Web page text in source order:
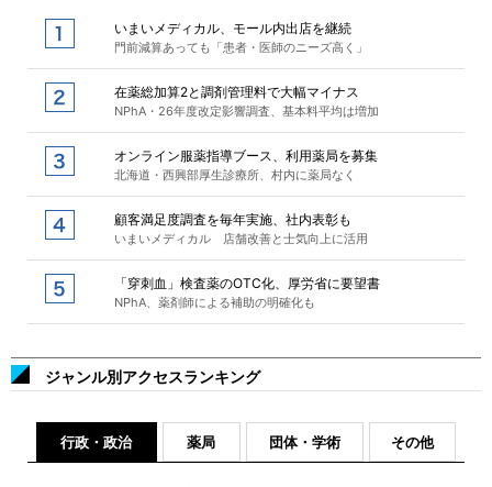
いまいメディカル、モール内出店を継続
門前減算あっても「患者・医師のニーズ高く」
在薬総加算2と調剤管理料で大幅マイナス
NPhA・26年度改定影響調査、基本料平均は増加
オンライン服薬指導ブース、利用薬局を募集
北海道・西興部厚生診療所、村内に薬局なく
顧客満足度調査を毎年実施、社内表彰も
いまいメディカル 店舗改善と士気向上に活用
「穿刺血」検査薬のOTC化、厚労省に要望書
NPhA、薬剤師による補助の明確化も
ジャンル別アクセスランキング
行政・政治 薬局 団体・学術 その他